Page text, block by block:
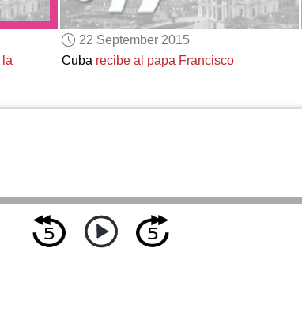
la
22 September 2015
Cuba recibe al papa Francisco